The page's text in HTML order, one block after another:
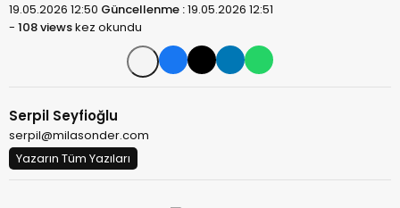
19.05.2026 12:50 Güncellenme :19.05.2026 12:51
- 108 viewskez okundu
Serpil Seyfioğlu
serpil@milasonder.com
Yazarın Tüm Yazıları